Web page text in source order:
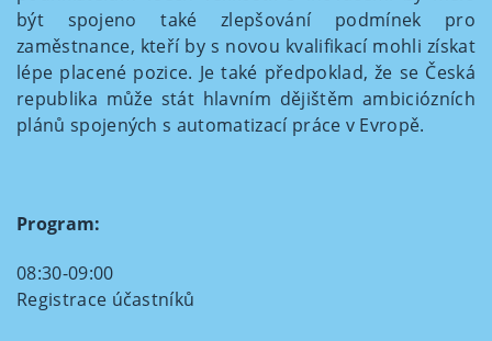
být spojeno také zlepšování podmínek pro
zaměstnance, kteří by s novou kvalifikací mohli získat
lépe placené pozice. Je také předpoklad, že se Česká
republika může stát hlavním dějištěm ambiciózních
plánů spojených s automatizací práce v Evropě.
Program:
08:30-09:00
Registrace účastníků